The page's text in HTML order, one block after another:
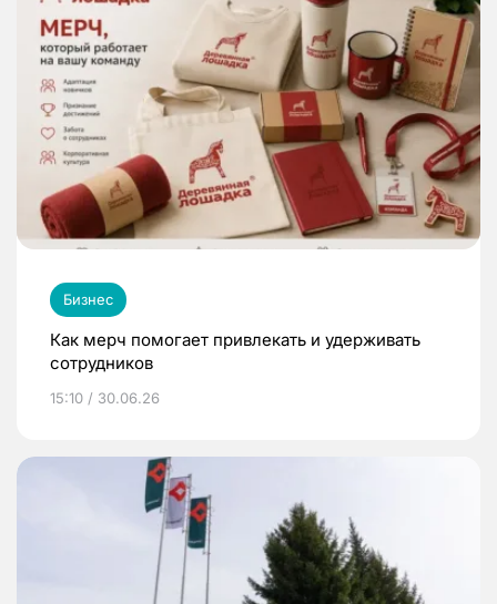
Бизнес
Как мерч помогает привлекать и удерживать
сотрудников
15:10 / 30.06.26